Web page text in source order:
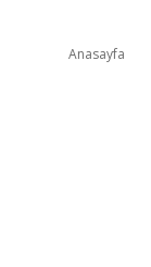
Anasayfa